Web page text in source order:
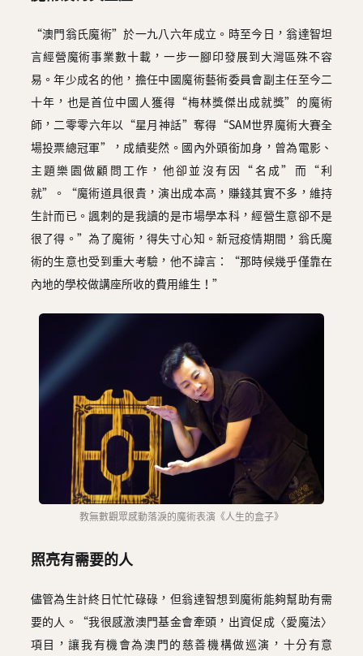
“澳門翁氏魔術”於一九八六年成立。時至今日，翁達智坦
言經營魔術事業數十載，一步一腳印發展到大灣區殊不容
易。年少成名的他，擔任中國魔術藝術委員會副主任至今二
十年，也是首位中國人獲得“梅林獎傑出成就獎”的魔術
師，二零零六年以“星月神話”奪得“SAM世界魔術大賽全
場投票總冠軍”，成績斐然。國內外頭銜加身，曾為電影、
主題樂園做顧問工作，他卻並沒有因“名成”而“利
就”。“魔術道具很貴，演出成本高，賺錢其實不多，維持
生計而已。諷刺的是我讀的是市場學本科，經營生意卻不是
很了得。”為了魔術，得失寸心知。新冠疫情期間，翁氏魔
術的生意也受到重大考驗，他不諱言：“那時候幾乎僅靠在
內地的學校做講座所收的費用維生！”
教無數觀眾感動落淚的魔術表演《人生的盒子》
照亮有需要的人
儘管為生計終日忙忙碌碌，但翁達智想到魔術能夠幫助有需
要的人。“我很感激澳門基金會牽頭，出資促成〈愛魔法〉
項目，讓我有機會為澳門的慈善機構做巡演，十分有意